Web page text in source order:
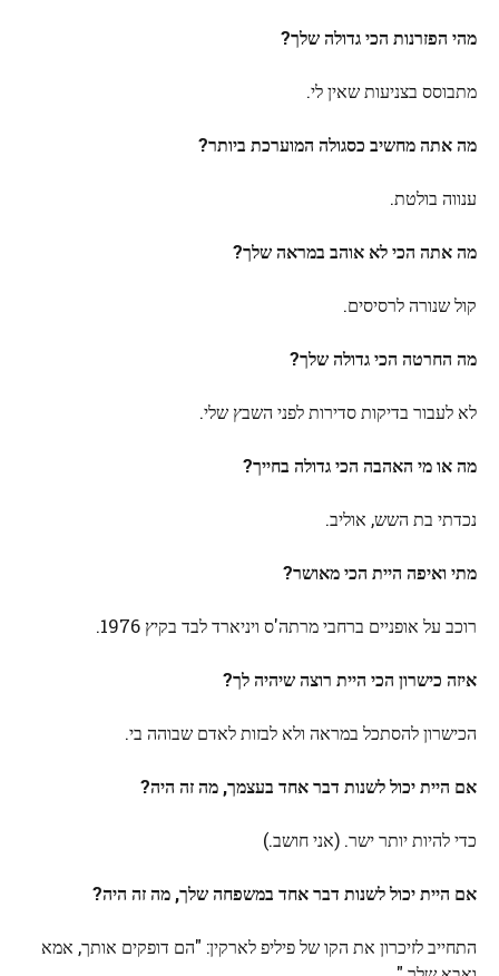
מהי הפזרנות הכי גדולה שלך?
מתבוסס בצניעות שאין לי.
מה אתה מחשיב כסגולה המוערכת ביותר?
ענווה בולטת.
מה אתה הכי לא אוהב במראה שלך?
קול שנורה לרסיסים.
מה החרטה הכי גדולה שלך?
לא לעבור בדיקות סדירות לפני השבץ שלי.
מה או מי האהבה הכי גדולה בחייך?
נכדתי בת השש, אוליב.
מתי ואיפה היית הכי מאושר?
רוכב על אופניים ברחבי מרתה'ס ויניארד לבד בקיץ 1976.
איזה כישרון הכי היית רוצה שיהיה לך?
הכישרון להסתכל במראה ולא לבזות לאדם שבוהה בי.
אם היית יכול לשנות דבר אחד בעצמך, מה זה היה?
כדי להיות יותר ישר. (אני חושב.)
אם היית יכול לשנות דבר אחד במשפחה שלך, מה זה היה?
התחייב לזיכרון את הקו של פיליפ לארקין: "הם דופקים אותך, אמא